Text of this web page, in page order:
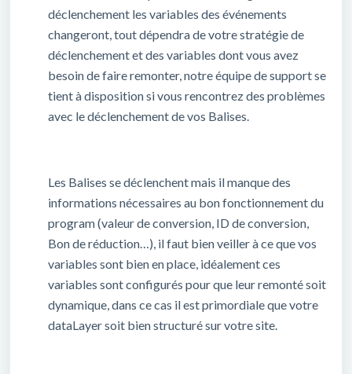
déclenchement les variables des événements
changeront, tout dépendra de votre stratégie de
déclenchement et des variables dont vous avez
besoin de faire remonter, notre équipe de support se
tient à disposition si vous rencontrez des problèmes
avec le déclenchement de vos Balises.
Les Balises se déclenchent mais il manque des
informations nécessaires au bon fonctionnement du
program (valeur de conversion, ID de conversion,
Bon de réduction…), il faut bien veiller à ce que vos
variables sont bien en place, idéalement ces
variables sont configurés pour que leur remonté soit
dynamique, dans ce cas il est primordiale que votre
dataLayer soit bien structuré sur votre site.